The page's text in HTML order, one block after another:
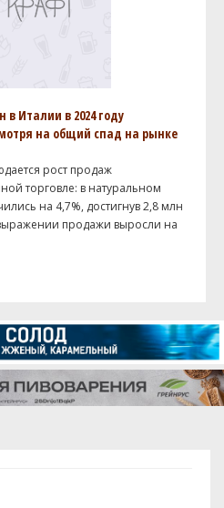
Италии в 2024 году
на общий спад на рынке
рост продаж
торговле: в натуральном
на 4,7%, достигнув 2,8 млн
продажи выросли на